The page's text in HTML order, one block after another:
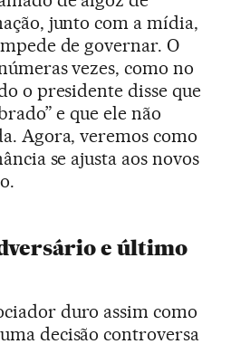
junto com a mídia,
de governar. O
vezes, como no
o presidente disse que
e que ele não
Agora, veremos como
se ajusta aos novos
e último
duro assim como
decisão controversa